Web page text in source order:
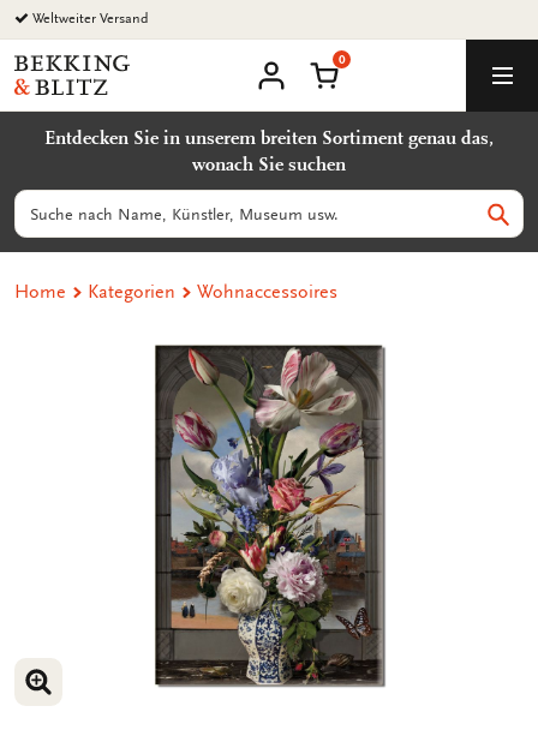
Zurück
zum
Inhalt
Weltweiter Versand
Bekking
&
Uitgevers
Warenkorb
0
Entdecken Sie in unserem breiten Sortiment genau das,
wonach Sie suchen
Suchen
Home Kategorien Wohnaccessoires
BILD VERGRÖSSERN